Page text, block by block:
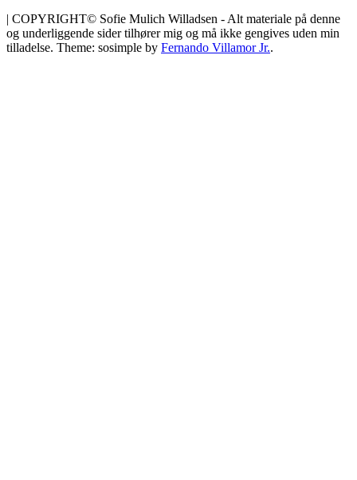
| COPYRIGHT© Sofie Mulich Willadsen - Alt materiale på denne
og underliggende sider tilhører mig og må ikke gengives uden min
tilladelse. Theme: sosimple by Fernando Villamor Jr..